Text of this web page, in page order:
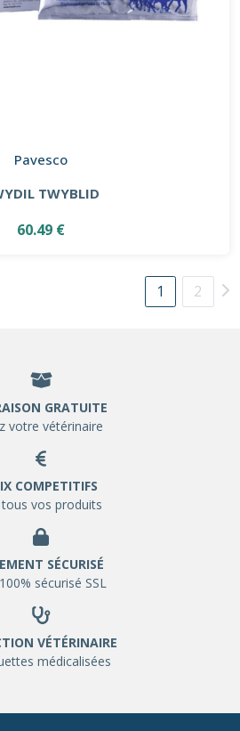
Pavesco
TWYBLID
60.49 €
1 2
GRATUITE
votre vétérinaire
COMPETITIFS
vos produits
SÉCURISÉ
sécurisé SSL
VÉTÉRINAIRE
médicalisées